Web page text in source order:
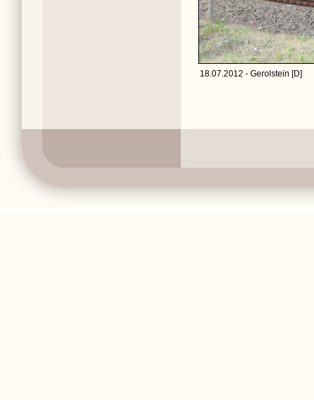
18.07.2012 - Gerolstein [D]